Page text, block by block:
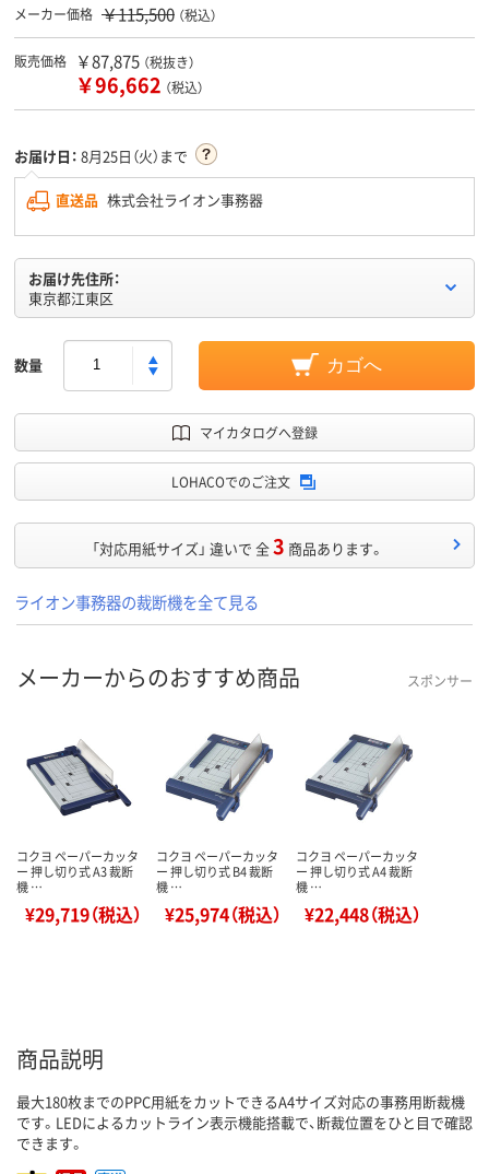
メーカー価格 ￥115,500 （税込）
販売価格 ￥87,875 （税抜き）
￥96,662 （税込）
お届け日： 8月25日（火）まで
直送品 株式会社ライオン事務器
お届け先住所：
東京都江東区
数量 カゴへ
マイカタログへ登録
LOHACOでのご注文
「対応用紙サイズ」 違いで 全3 商品あります。
ライオン事務器の裁断機を全て見る
メーカーからのおすすめ商品 スポンサー
コクヨ ペーパーカッタ
ー 押し切り式 A3 裁断
機 …
¥29,719（税込）
コクヨ ペーパーカッタ
ー 押し切り式 B4 裁断
機 …
¥25,974（税込）
コクヨ ペーパーカッタ
ー 押し切り式 A4 裁断
機 …
¥22,448（税込）
商品説明
最大180枚までのPPC用紙をカットできるA4サイズ対応の事務用断裁機
です。LEDによるカットライン表示機能搭載で、断裁位置をひと目で確認
できます。